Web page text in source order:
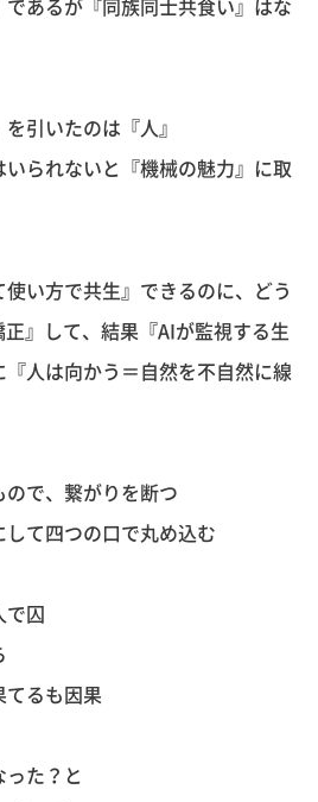
であるが『同族同士共食い』はな
引いたのは『人』
られないと『機械の魅力』に取
い方で共生』できるのに、どう
』して、結果『AIが監視する生
人は向かう＝自然を不自然に線
で、繋がりを断つ
て四つの口で丸め込む
で囚
るも因果
た？と